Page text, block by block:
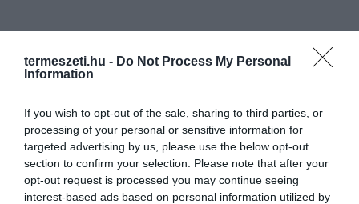
termeszeti.hu - Do Not Process My Personal
Information
If you wish to opt-out of the sale, sharing to third parties, or
processing of your personal or sensitive information for
targeted advertising by us, please use the below opt-out
section to confirm your selection. Please note that after your
opt-out request is processed you may continue seeing
interest-based ads based on personal information utilized by